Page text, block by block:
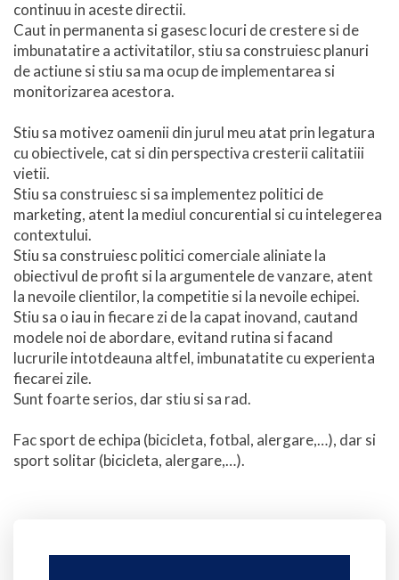
continuu in aceste directii.
Caut in permanenta si gasesc locuri de crestere si de
imbunatatire a activitatilor, stiu sa construiesc planuri
de actiune si stiu sa ma ocup de implementarea si
monitorizarea acestora.
Stiu sa motivez oamenii din jurul meu atat prin legatura
cu obiectivele, cat si din perspectiva cresterii calitatiii
vietii.
Stiu sa construiesc si sa implementez politici de
marketing, atent la mediul concurential si cu intelegerea
contextului.
Stiu sa construiesc politici comerciale aliniate la
obiectivul de profit si la argumentele de vanzare, atent
la nevoile clientilor, la competitie si la nevoile echipei.
Stiu sa o iau in fiecare zi de la capat inovand, cautand
modele noi de abordare, evitand rutina si facand
lucrurile intotdeauna altfel, imbunatatite cu experienta
fiecarei zile.
Sunt foarte serios, dar stiu si sa rad.
Fac sport de echipa (bicicleta, fotbal, alergare,…), dar si
sport solitar (bicicleta, alergare,…).